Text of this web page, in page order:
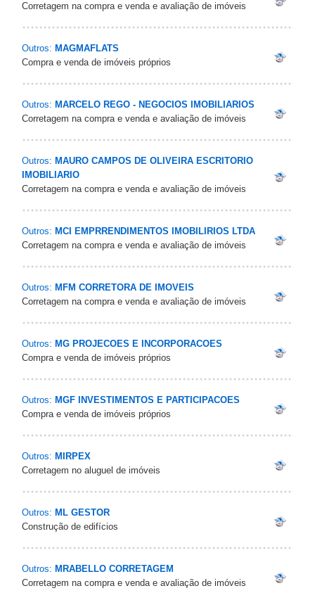
Corretagem na compra e venda e avaliação de imóveis
Outros: MAGMAFLATS
Compra e venda de imóveis próprios
Outros: MARCELO REGO - NEGOCIOS IMOBILIARIOS
Corretagem na compra e venda e avaliação de imóveis
Outros: MAURO CAMPOS DE OLIVEIRA ESCRITORIO
IMOBILIARIO
Corretagem na compra e venda e avaliação de imóveis
Outros: MCI EMPRRENDIMENTOS IMOBILIRIOS LTDA
Corretagem na compra e venda e avaliação de imóveis
Outros: MFM CORRETORA DE IMOVEIS
Corretagem na compra e venda e avaliação de imóveis
Outros: MG PROJECOES E INCORPORACOES
Compra e venda de imóveis próprios
Outros: MGF INVESTIMENTOS E PARTICIPACOES
Compra e venda de imóveis próprios
Outros: MIRPEX
Corretagem no aluguel de imóveis
Outros: ML GESTOR
Construção de edifícios
Outros: MRABELLO CORRETAGEM
Corretagem na compra e venda e avaliação de imóveis